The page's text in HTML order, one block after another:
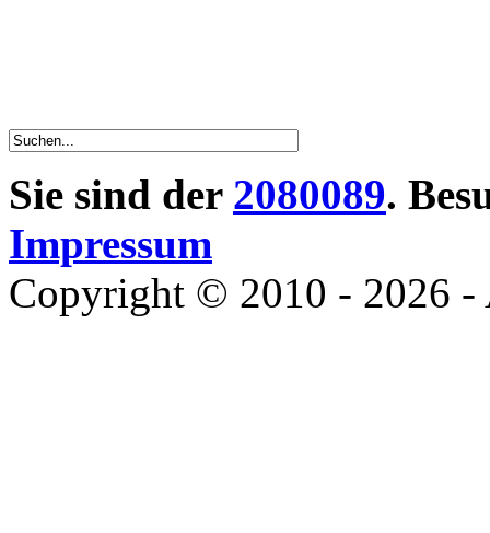
Sie sind der 2080089.
Impressum
Copyright © 2010 - 2026 -